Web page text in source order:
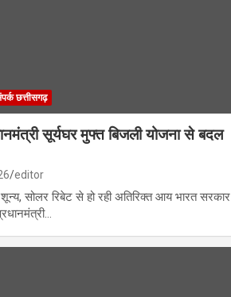
छत्तीसगढ़
सूर्यघर मुफ्त बिजली योजना से बदल
editor
सोलर रिबेट से हो रही अतिरिक्त आय भारत सरकार